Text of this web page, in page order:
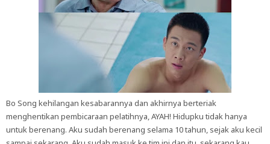
Bo Song kehilangan kesabarannya dan akhirnya berteriak
menghentikan pembicaraan pelatihnya, AYAH! Hidupku tidak hanya
untuk berenang. Aku sudah berenang selama 10 tahun, sejak aku kecil